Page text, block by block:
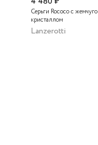
Серьги Rococo с
кристаллом
Lanzerotti